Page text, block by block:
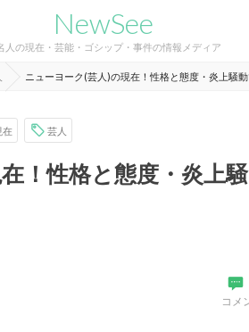
NewSee
人の現在・芸能・ゴシップ・事件の情報メディア
ニューヨーク(芸人)の現在！性格と態度・炎上騒
在 芸人
！性格と態度・炎上騒
コメ